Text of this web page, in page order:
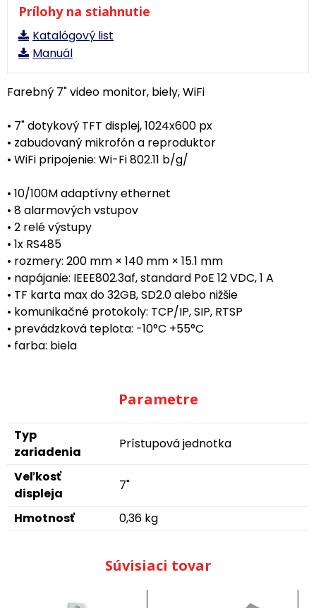
Prílohy na stiahnutie
Katalógový list
Manuál
Farebný 7" video monitor, biely, WiFi
• 7" dotykový TFT displej, 1024x600 px
• zabudovaný mikrofón a reproduktor
• WiFi pripojenie: Wi-Fi 802.11 b/g/
• 10/100M adaptívny ethernet
• 8 alarmových vstupov
• 2 relé výstupy
• 1x RS485
• rozmery: 200 mm × 140 mm × 15.1 mm
• napájanie: IEEE802.3af, standard PoE 12 VDC, 1 A
• TF karta max do 32GB, SD2.0 alebo nižšie
• komunikačné protokoly: TCP/IP, SIP, RTSP
• prevádzková teplota: -10°C +55°C
• farba: biela
Parametre
Typ
zariadenia
Prístupová jednotka
Veľkosť
displeja
7"
Hmotnosť 0,36 kg
Súvisiaci tovar